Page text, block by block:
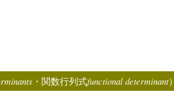
・関数行列式functional determinant）